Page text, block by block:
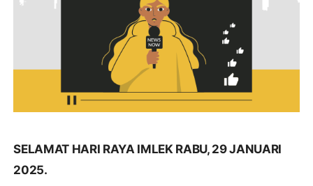
SELAMAT HARI RAYA IMLEK RABU, 29 JANUARI
2025.